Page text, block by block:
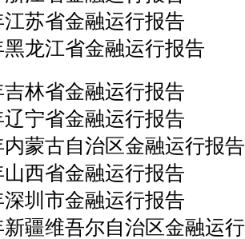
江苏省金融运行报告
黑龙江省金融运行报告
吉林省金融运行报告
辽宁省金融运行报告
内蒙古自治区金融运行报告
山西省金融运行报告
深圳市金融运行报告
新疆维吾尔自治区金融运